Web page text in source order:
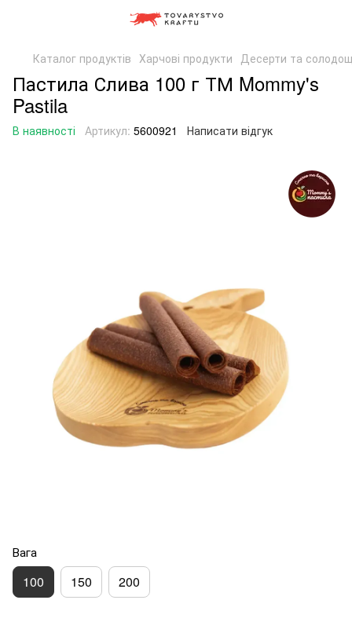
Каталог продуктів Харчові продукти Десерти та
Пастила Слива 100 г ТМ Mommy's
Pastila
В наявності Артикул: 5600921 Написати відгук
Вага
100 150 200